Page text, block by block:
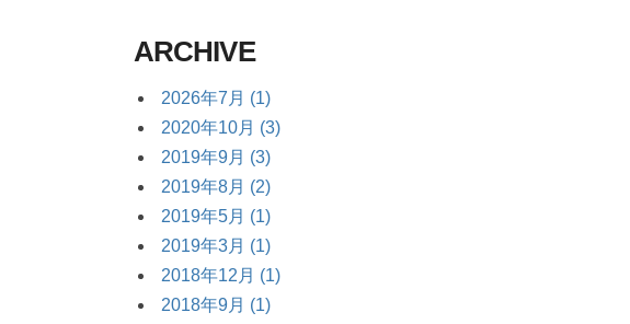
ARCHIVE
2026年7月 (1)
2020年10月 (3)
2019年9月 (3)
2019年8月 (2)
2019年5月 (1)
2019年3月 (1)
2018年12月 (1)
2018年9月 (1)